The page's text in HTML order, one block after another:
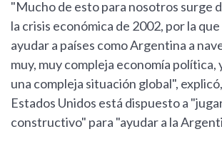
"Mucho de esto para nosotros surge
la crisis económica de 2002, por la
ayudar a países como Argentina a
muy, muy compleja economía política,
una compleja situación global",
Estados Unidos está dispuesto a
constructivo" para "ayudar a la